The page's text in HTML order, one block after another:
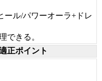
ール/パワーオーラ+ドレ
できる。
正ポイント